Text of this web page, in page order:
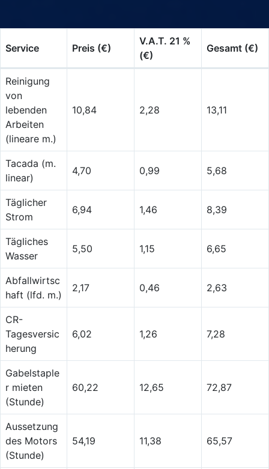
Service Preis (€)
V.A.T. 21 %
(€)
Gesamt (€)
Reinigung
von
lebenden
Arbeiten
(lineare m.)
10,84 2,28 13,11
Tacada (m.
linear)
4,70 0,99 5,68
Täglicher
Strom
6,94 1,46 8,39
Tägliches
Wasser
5,50 1,15 6,65
Abfallwirtsc
haft (lfd. m.)
2,17 0,46 2,63
CR-
Tagesversic
herung
6,02 1,26 7,28
Gabelstaple
r mieten
(Stunde)
60,22 12,65 72,87
Aussetzung
des Motors
(Stunde)
54,19 11,38 65,57